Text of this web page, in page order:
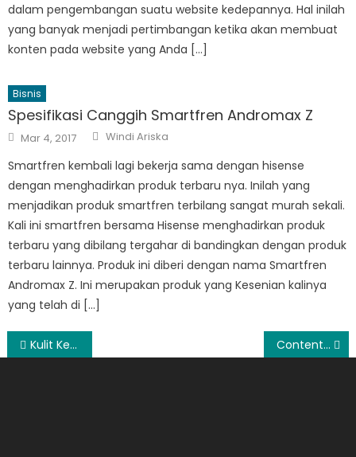
dalam pengembangan suatu website kedepannya. Hal inilah
yang banyak menjadi pertimbangan ketika akan membuat
konten pada website yang Anda […]
Bisnis
Spesifikasi Canggih Smartfren Andromax Z
Posted
on
Mar 4, 2017 Author
Windi Ariska
Smartfren kembali lagi bekerja sama dengan hisense
dengan menghadirkan produk terbaru nya. Inilah yang
menjadikan produk smartfren terbilang sangat murah sekali.
Kali ini smartfren bersama Hisense menghadirkan produk
terbaru yang dibilang tergahar di bandingkan dengan produk
terbaru lainnya. Produk ini diberi dengan nama Smartfren
Andromax Z. Ini merupakan produk yang Kesenian kalinya
yang telah di […]
Post
Kulit Kering dan Kusam pada Bayi Sering terjadi dan bisa diatasi dengan cepat Content Production: Pengertian, Cara Kerja, dan Keunggulannya